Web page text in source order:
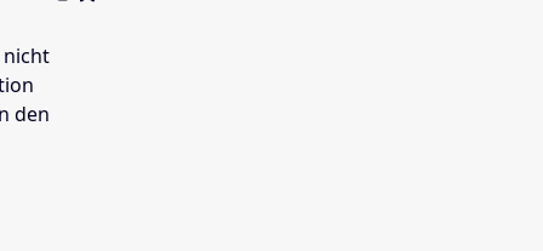
nicht
den